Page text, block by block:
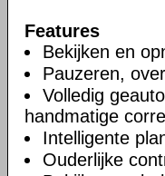
Features
Bekijken en
Pauzeren,
Volledig
handmatige
Intelligente
Ouderlijke